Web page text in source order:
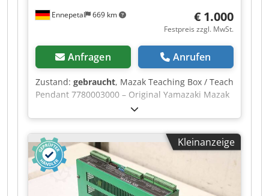
Ennepetal 669 km € 1.000
Festpreis zzgl. MwSt.
Anfragen Anrufen
Zustand: gebraucht, Mazak Teaching Box / Teach
Pendant 7780003000 – Original Yamazaki Mazak
Zum Verkauf steht eine originale Mazak
Teaching Box / Teach Pendant mit der
Teilenummer 7780003000 (B-02) von Yamazaki
Mazak Corporation. Das Handbediengerät
befindet sich in voll funktionsfähigem Zustand
und arbeitet einwandfrei. Optisch weist es
lediglich die üblichen alters- und
Kleinanzeige